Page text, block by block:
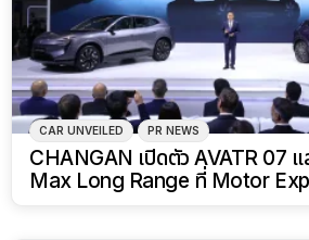
CAR UNVEILED PR NEWS
CHANGAN เปิดตัว AVATR 07 แ
Max Long Range ที่ Motor